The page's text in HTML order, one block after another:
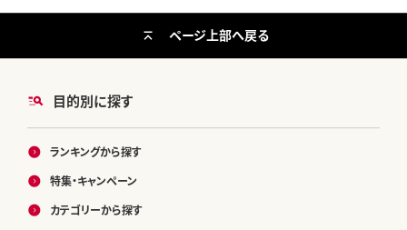
目的別に探す
ランキングから探す
特集・キャンペーン
カテゴリーから探す
ページ上部へ戻る